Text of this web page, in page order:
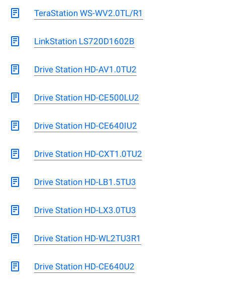
TeraStation WS-WV2.0TL/R1
LinkStation LS720D1602B
Drive Station HD-AV1.0TU2
Drive Station HD-CE500LU2
Drive Station HD-CE640IU2
Drive Station HD-CXT1.0TU2
Drive Station HD-LB1.5TU3
Drive Station HD-LX3.0TU3
Drive Station HD-WL2TU3R1
Drive Station HD-CE640U2